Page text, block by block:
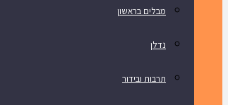
מבלים בראשון
נדלן
תרבות ובידור